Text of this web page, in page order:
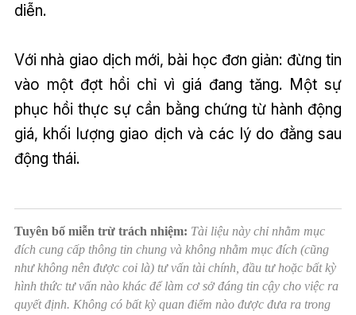
diễn.
Với nhà giao dịch mới, bài học đơn giản: đừng tin
vào một đợt hồi chỉ vì giá đang tăng. Một sự
phục hồi thực sự cần bằng chứng từ hành động
giá, khối lượng giao dịch và các lý do đằng sau
động thái.
Tuyên bố miễn trừ trách nhiệm: Tài liệu này chỉ nhằm mục
đích cung cấp thông tin chung và không nhằm mục đích (cũng
như không nên được coi là) tư vấn tài chính, đầu tư hoặc bất kỳ
hình thức tư vấn nào khác để làm cơ sở đáng tin cậy cho việc ra
quyết định. Không có bất kỳ quan điểm nào được đưa ra trong